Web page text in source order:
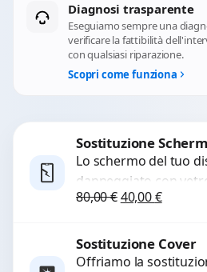
Diagnosi trasparente
Eseguiamo sempre una
verificare la fattibilità
con qualsiasi riparazione.
Scopri come funziona
Sostituzione
Lo schermo del tuo
danneggiato con
macchie, schermo
80,00€Il prezzo
40,00€Il
Procedi
Sostituzione Cover
Offriamo la